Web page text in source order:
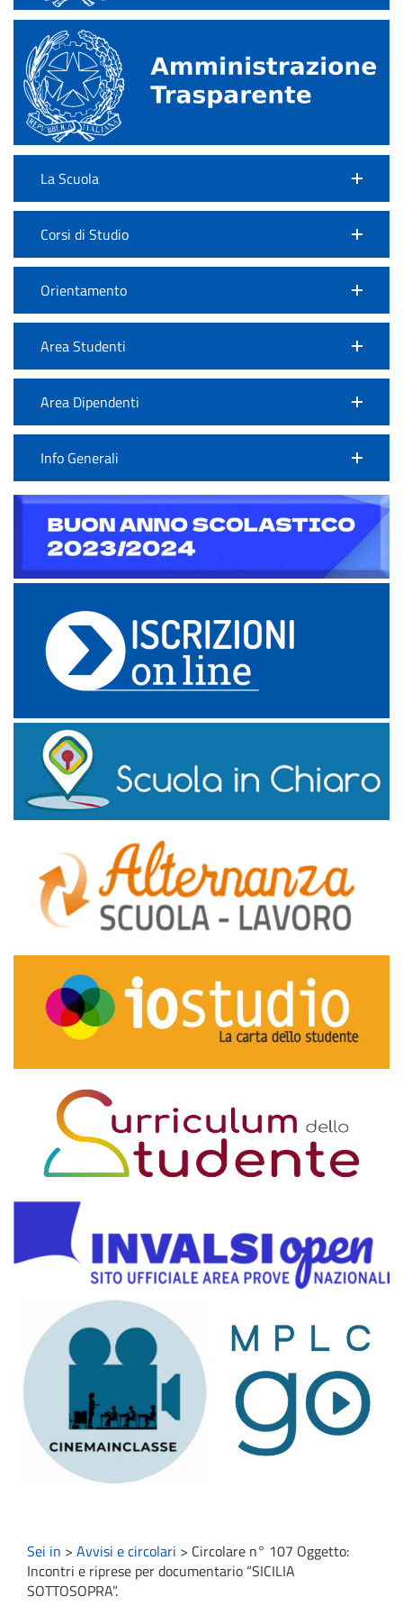
La Scuola
Corsi di Studio
Orientamento
Area Studenti
Area Dipendenti
Info Generali
Sei in > Avvisi e circolari > Circolare n° 107 Oggetto:
Incontri e riprese per documentario “SICILIA
SOTTOSOPRA”.